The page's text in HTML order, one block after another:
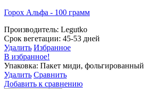
Горох Альфа - 100 грамм
Производитель: Legutko
Срок вегетации: 45-53 дней
Удалить Избранное
В избранное!
Упаковка: Пакет миди, фольгированный
Удалить Сравнить
Добавить к сравнению